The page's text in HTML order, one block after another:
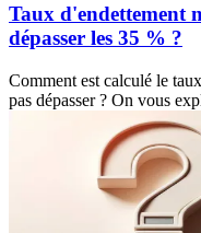
Taux d'endettement
dépasser les 35 % ?
Comment est calculé le
pas dépasser ? On vous